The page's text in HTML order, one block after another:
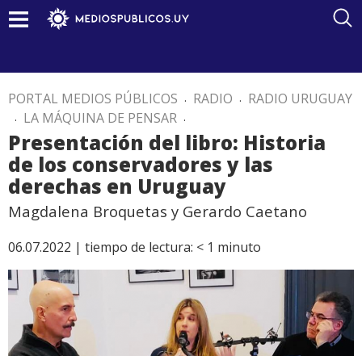
PORTAL MEDIOS PÚBLICOS . RADIO . RADIO URUGUAY
. LA MÁQUINA DE PENSAR .
Presentación del libro: Historia
de los conservadores y las
derechas en Uruguay
Magdalena Broquetas y Gerardo Caetano
06.07.2022 | tiempo de lectura: < 1 minuto